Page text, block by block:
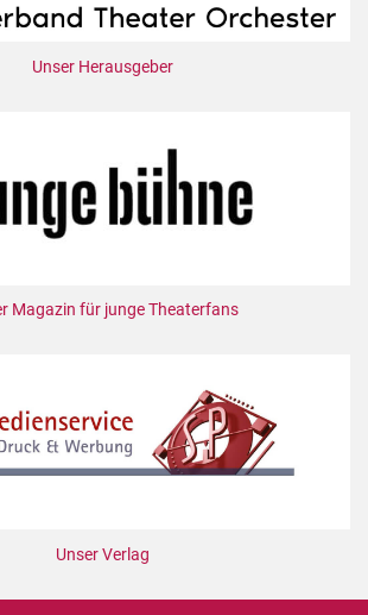
Unser Herausgeber
Magazin für junge Theaterfans
Unser Verlag